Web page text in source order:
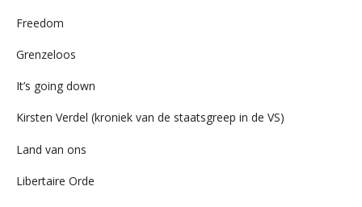
Freedom
Grenzeloos
It’s going down
Kirsten Verdel (kroniek van de staatsgreep in de VS)
Land van ons
Libertaire Orde